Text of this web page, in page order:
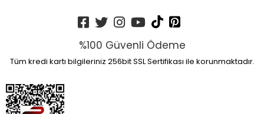
%100 Güvenli Ödeme
Tüm kredi kartı bilgileriniz 256bit SSL Sertifikası ile korunmaktadır.